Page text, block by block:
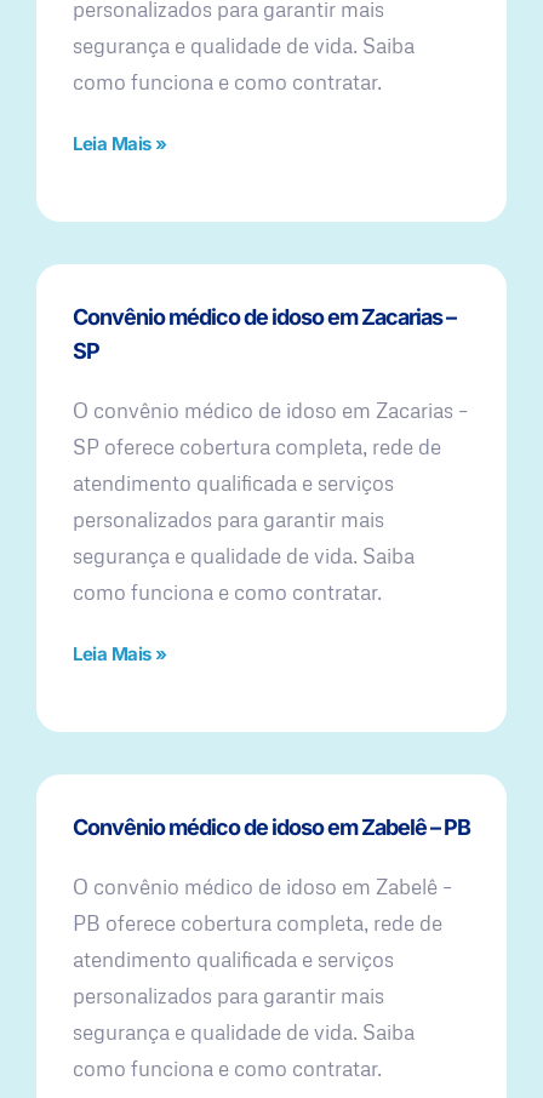
personalizados para garantir mais
segurança e qualidade de vida. Saiba
como funciona e como contratar.
Leia Mais »
Convênio médico de idoso em Zacarias –
SP
O convênio médico de idoso em Zacarias –
SP oferece cobertura completa, rede de
atendimento qualificada e serviços
personalizados para garantir mais
segurança e qualidade de vida. Saiba
como funciona e como contratar.
Leia Mais »
Convênio médico de idoso em Zabelê – PB
O convênio médico de idoso em Zabelê –
PB oferece cobertura completa, rede de
atendimento qualificada e serviços
personalizados para garantir mais
segurança e qualidade de vida. Saiba
como funciona e como contratar.